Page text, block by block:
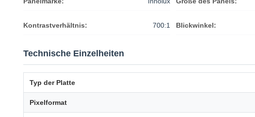
Kontrastverhältnis: 700:1 Blickwinkel:
Technische Einzelheiten
Typ der Platte
Pixelformat